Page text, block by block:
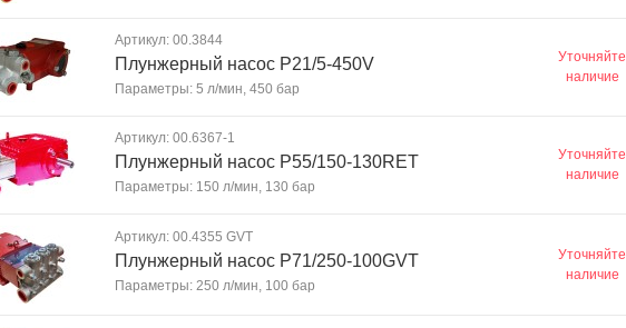
Артикул: 00.3844
Плунжерный насос P21/5-450V
Параметры: 5 л/мин, 450 бар
Уточняйте
наличие
Артикул: 00.6367-1
Плунжерный насос P55/150-130RET
Параметры: 150 л/мин, 130 бар
Уточняйте
наличие
Артикул: 00.4355 GVT
Плунжерный насос P71/250-100GVT
Параметры: 250 л/мин, 100 бар
Уточняйте
наличие